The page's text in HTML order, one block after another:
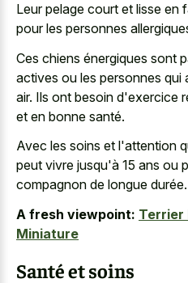
Leur pelage court et lisse en
pour les personnes
Ces chiens énergiques sont
actives ou les personnes qui
air. Ils ont besoin d'exercice
et en bonne santé.
Avec les soins et l'attention
peut vivre jusqu'à 15 ans ou
compagnon de longue durée.
A fresh viewpoint: Terrier
Miniature
Santé et soins